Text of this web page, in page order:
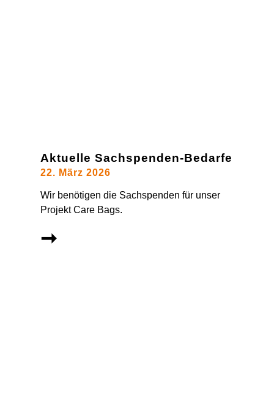
Aktuelle Sachspenden-Bedarfe
22. März 2026
Wir benötigen die Sachspenden für unser
Projekt Care Bags.
➞